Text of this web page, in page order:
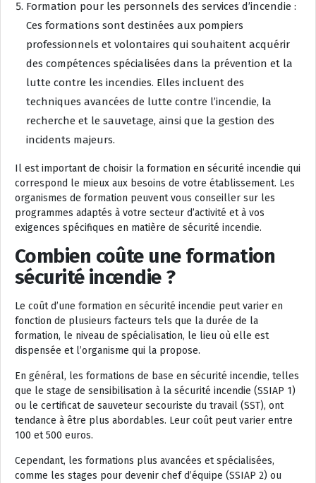
Formation pour les personnels des services d’incendie :
Ces formations sont destinées aux pompiers
professionnels et volontaires qui souhaitent acquérir
des compétences spécialisées dans la prévention et la
lutte contre les incendies. Elles incluent des
techniques avancées de lutte contre l’incendie, la
recherche et le sauvetage, ainsi que la gestion des
incidents majeurs.
Il est important de choisir la formation en sécurité incendie qui
correspond le mieux aux besoins de votre établissement. Les
organismes de formation peuvent vous conseiller sur les
programmes adaptés à votre secteur d’activité et à vos
exigences spécifiques en matière de sécurité incendie.
Combien coûte une formation
sécurité incendie ?
Le coût d’une formation en sécurité incendie peut varier en
fonction de plusieurs facteurs tels que la durée de la
formation, le niveau de spécialisation, le lieu où elle est
dispensée et l’organisme qui la propose.
En général, les formations de base en sécurité incendie, telles
que le stage de sensibilisation à la sécurité incendie (SSIAP 1)
ou le certificat de sauveteur secouriste du travail (SST), ont
tendance à être plus abordables. Leur coût peut varier entre
100 et 500 euros.
Cependant, les formations plus avancées et spécialisées,
comme les stages pour devenir chef d’équipe (SSIAP 2) ou